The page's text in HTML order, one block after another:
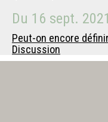
Du 16 sept. 2021
Peut-on encore
Discussion